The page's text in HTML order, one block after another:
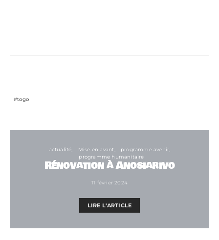
togo
actualité Mise en avant
programme avenir
programme humanitaire
Rénovation à Anosiarivo
11 février 2024
LIRE L'ARTICLE